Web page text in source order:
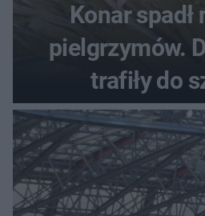
Konar spadł
pielgrzymów.
trafiły do